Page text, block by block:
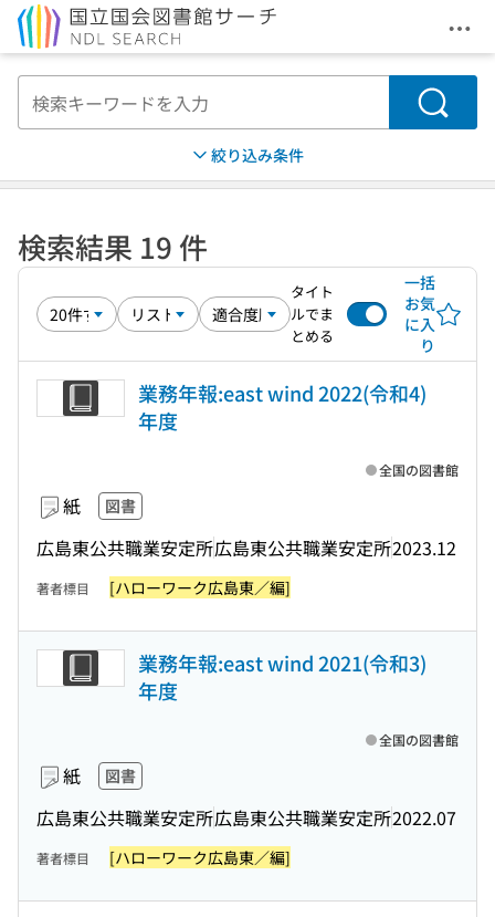
メ
検索
絞り込み条件
検索結果 19 件
タイト
ルでま
とめる
一括
お気
に入
り
業務年報:east wind 2022(令和4)
年度
紙 図書
広島東公共職業安定所広島東公共職業安定所2023.12
全国の図書館
著者標目 [ハローワーク広島東／編]
業務年報:east wind 2021(令和3)
年度
紙 図書
広島東公共職業安定所広島東公共職業安定所2022.07
全国の図書館
著者標目 [ハローワーク広島東／編]